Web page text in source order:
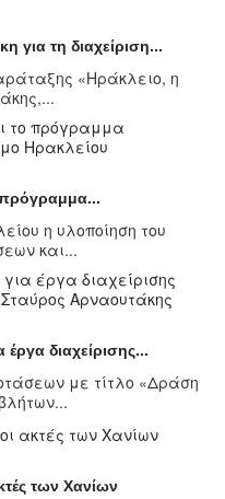
για τη διαχείριση...
«Ηράκλειο, η
πρόγραμμα...
η υλοποίηση του
και...
διαχείρισης...
με τίτλο «Δράση
των Χανίων